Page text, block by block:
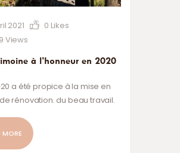
2021 0 Likes
Views
à l’honneur en 2020
a été propice à la mise en
rénovation. du beau travail.
MORE